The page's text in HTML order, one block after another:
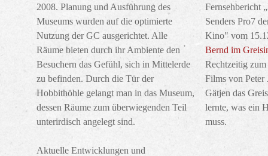
2008. Planung und Ausführung des
Museums wurden auf die optimierte
Nutzung der GC ausgerichtet. Alle
Räume bieten durch ihr Ambiente den
Besuchern das Gefühl, sich in Mittelerde
zu befinden. Durch die Tür der
Hobbithöhle gelangt man in das Museum,
dessen Räume zum überwiegenden Teil
unterirdisch angelegt sind.
Aktuelle Entwicklungen und
Fernsehbericht
Senders Pro7
Kino" vom
Bernd im
Rechtzeitig
Films von Peter
Gätjen das
lernte, was ein
muss.